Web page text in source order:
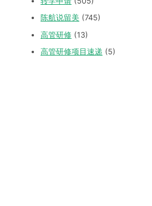
陈航说留美 (745)
高管研修 (13)
高管研修项目速递 (5)